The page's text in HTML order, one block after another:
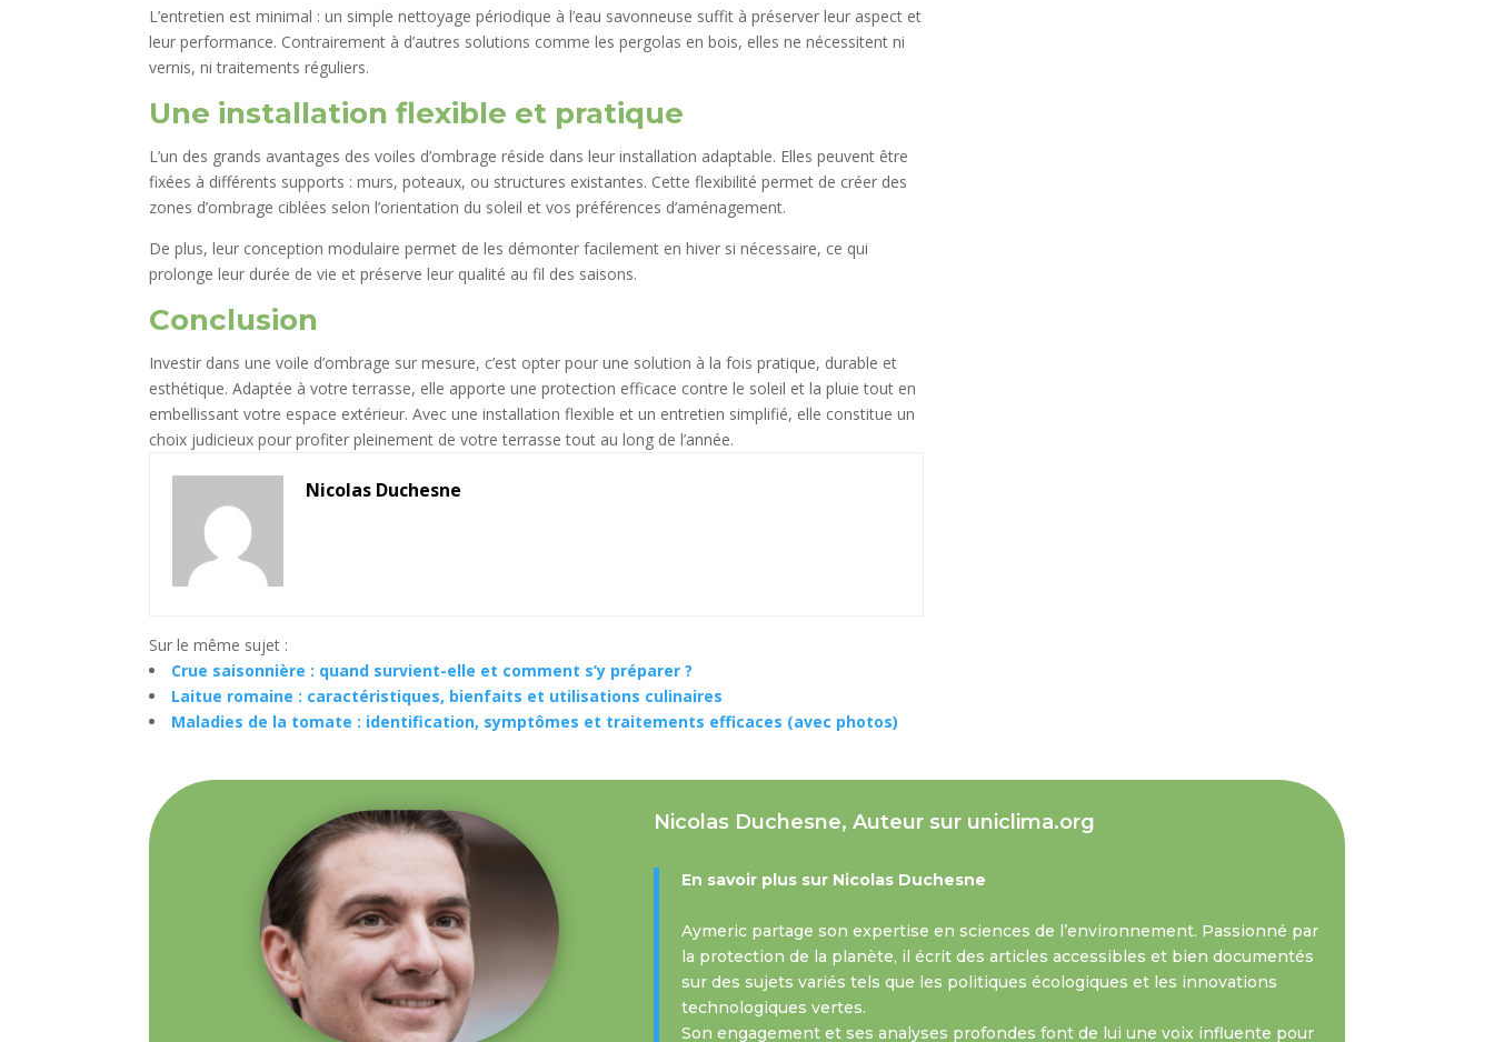
L’entretien est minimal : un simple nettoyage périodique à l’eau savonneuse suffit à préserver leur aspect et
leur performance. Contrairement à d’autres solutions comme les pergolas en bois, elles ne nécessitent ni
vernis, ni traitements réguliers.
Une installation flexible et pratique
L’un des grands avantages des voiles d’ombrage réside dans leur installation adaptable. Elles peuvent être
fixées à différents supports : murs, poteaux, ou structures existantes. Cette flexibilité permet de créer des
zones d’ombrage ciblées selon l’orientation du soleil et vos préférences d’aménagement.
De plus, leur conception modulaire permet de les démonter facilement en hiver si nécessaire, ce qui
prolonge leur durée de vie et préserve leur qualité au fil des saisons.
Conclusion
Investir dans une voile d’ombrage sur mesure, c’est opter pour une solution à la fois pratique, durable et
esthétique. Adaptée à votre terrasse, elle apporte une protection efficace contre le soleil et la pluie tout en
embellissant votre espace extérieur. Avec une installation flexible et un entretien simplifié, elle constitue un
choix judicieux pour profiter pleinement de votre terrasse tout au long de l’année.
Nicolas Duchesne
Sur le même sujet :
Crue saisonnière : quand survient-elle et comment s’y préparer ?
Laitue romaine : caractéristiques, bienfaits et utilisations culinaires
Maladies de la tomate : identification, symptômes et traitements efficaces (avec photos)
Nicolas Duchesne, Auteur sur uniclima.org
En savoir plus sur Nicolas Duchesne
Aymeric partage son expertise en sciences de l’environnement. Passionné par
la protection de la planète, il écrit des articles accessibles et bien documentés
sur des sujets variés tels que les politiques écologiques et les innovations
technologiques vertes.
Son engagement et ses analyses profondes font de lui une voix influente pour